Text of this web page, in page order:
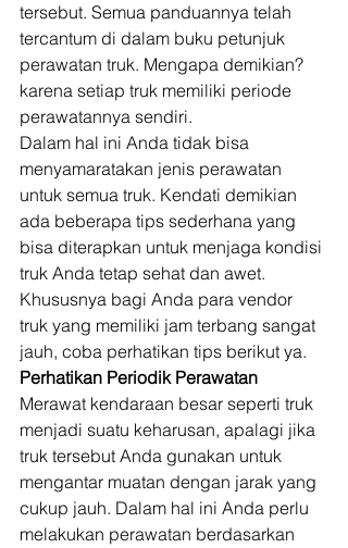
tersebut. Semua panduannya telah
tercantum di dalam buku petunjuk
perawatan truk. Mengapa demikian?
karena setiap truk memiliki periode
perawatannya sendiri.
Dalam hal ini Anda tidak bisa
menyamaratakan jenis perawatan
untuk semua truk. Kendati demikian
ada beberapa tips sederhana yang
bisa diterapkan untuk menjaga kondisi
truk Anda tetap sehat dan awet.
Khususnya bagi Anda para vendor
truk yang memiliki jam terbang sangat
jauh, coba perhatikan tips berikut ya.
Perhatikan Periodik Perawatan
Merawat kendaraan besar seperti truk
menjadi suatu keharusan, apalagi jika
truk tersebut Anda gunakan untuk
mengantar muatan dengan jarak yang
cukup jauh. Dalam hal ini Anda perlu
melakukan perawatan berdasarkan